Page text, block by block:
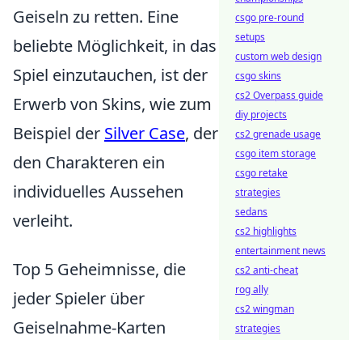
Geiseln zu retten. Eine
beliebte Möglichkeit, in das
Spiel einzutauchen, ist der
Erwerb von Skins, wie zum
Beispiel der Silver Case, der
den Charakteren ein
individuelles Aussehen
verleiht.
Top 5 Geheimnisse, die
jeder Spieler über
Geiselnahme-Karten
csgo pre-round
setups
custom web design
csgo skins
cs2 Overpass guide
diy projects
cs2 grenade usage
csgo item storage
csgo retake
strategies
sedans
cs2 highlights
entertainment news
cs2 anti-cheat
rog ally
cs2 wingman
strategies